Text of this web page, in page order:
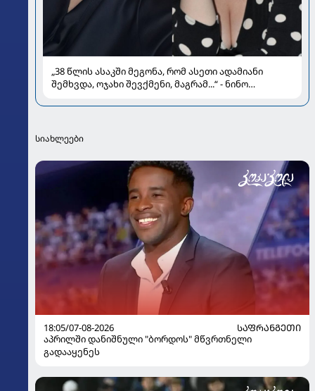
„38 წლის ასაკში მეგონა, რომ ასეთი ადამიანი
შემხვდა, ოჯახი შევქმენი, მაგრამ...“ - ნინო
სიახლეები
18:05/07-08-2026
ᲡᲐᲤᲠᲐᲜᲒᲔᲗᲘ
აპრილში დანიშნული "ბორდოს" მწვრთნელი
გადააყენეს